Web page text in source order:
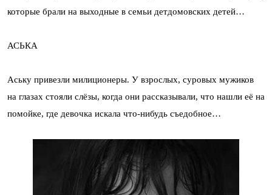
которые брали на выходные в семьи детдомовских детей…
АСЬКА
Аську привезли милиционеры. У взрослых, суровых мужиков
на глазах стояли слёзы, когда они рассказывали, что нашли её на
помойке, где девочка искала что-нибудь съедобное…